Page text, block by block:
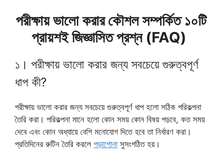
পরীক্ষায় ভালো করার কৌশল সম্পর্কিত ১০টি
প্রায়শই জিজ্ঞাসিত প্রশ্ন (FAQ)
১। পরীক্ষায় ভালো করার জন্য সবচেয়ে গুরুত্বপূর্ণ
ধাপ কী?
পরীক্ষায় ভালো করার জন্য সবচেয়ে গুরুত্বপূর্ণ ধাপ হলো সঠিক পরিকল্পনা
তৈরি করা। পরিকল্পনা মানে হলো কোন সময় কোন বিষয় পড়বে, কত সময়
দেবে এবং কোন অধ্যায়ে বেশি মনোযোগ দিতে হবে তা নির্ধারণ করা।
প্রতিদিনের রুটিন তৈরি করলে পড়াশোনাসুসংগঠিত হয়।